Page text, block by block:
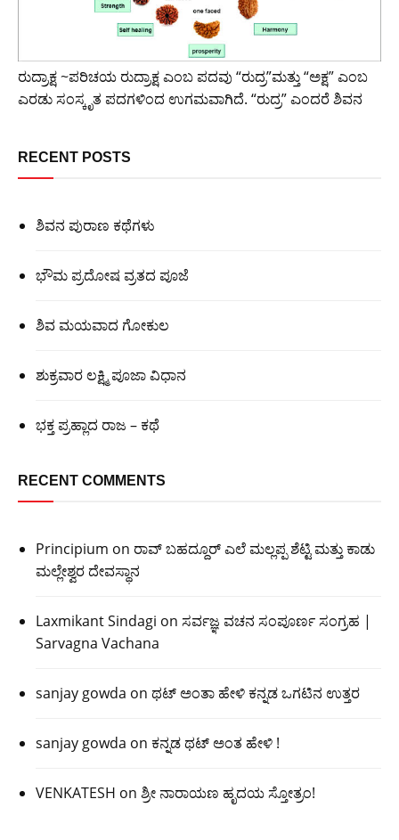
ರುದ್ರಾಕ್ಷ ~ಪರಿಚಯ ರುದ್ರಾಕ್ಷ ಎಂಬ ಪದವು “ರುದ್ರ”ಮತ್ತು “ಅಕ್ಷ” ಎಂಬ
ಎರಡು ಸಂಸ್ಕೃತ ಪದಗಳಿಂದ ಉಗಮವಾಗಿದೆ. “ರುದ್ರ” ಎಂದರೆ ಶಿವನ
RECENT POSTS
ಶಿವನ ಪುರಾಣ ಕಥೆಗಳು
ಭೌಮ ಪ್ರದೋಷ ವ್ರತದ ಪೂಜೆ
ಶಿವ ಮಯವಾದ ಗೋಕುಲ
ಶುಕ್ರವಾರ ಲಕ್ಷ್ಮಿ ಪೂಜಾ ವಿಧಾನ
ಭಕ್ತ ಪ್ರಹ್ಲಾದ ರಾಜ – ಕಥೆ
RECENT COMMENTS
Principium on ರಾವ್ ಬಹದ್ದೂರ್ ಎಲೆ ಮಲ್ಲಪ್ಪ ಶೆಟ್ಟಿ ಮತ್ತು ಕಾಡು
ಮಲ್ಲೇಶ್ವರ ದೇವಸ್ಥಾನ
Laxmikant Sindagi on ಸರ್ವಜ್ಞ ವಚನ ಸಂಪೂರ್ಣ ಸಂಗ್ರಹ |
Sarvagna Vachana
sanjay gowda on ಥಟ್ ಅಂತಾ ಹೇಳಿ ಕನ್ನಡ ಒಗಟಿನ ಉತ್ತರ
sanjay gowda on ಕನ್ನಡ ಥಟ್ ಅಂತ ಹೇಳಿ !
VENKATESH on ಶ್ರೀ ನಾರಾಯಣ ಹೃದಯ ಸ್ತೋತ್ರಂ!